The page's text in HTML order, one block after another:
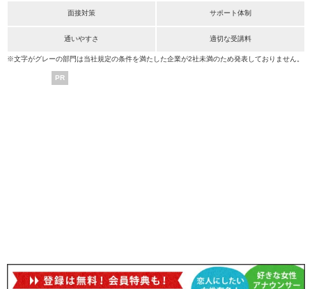
面接対策 サポート体制
通いやすさ 適切な受講料
※文字がグレーの部門は当社規定の条件を満たした企業が2社未満のため発表しておりません。
PR